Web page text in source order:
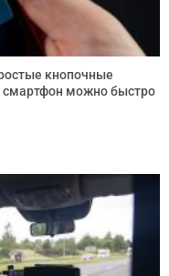
кнопочные
можно быстро